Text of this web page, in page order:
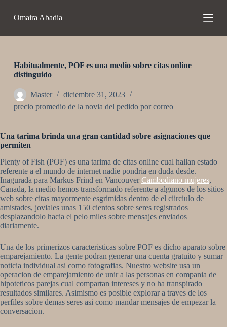
t
o
i
d
Omaira Abadia
Habitualmente, POF es una medio sobre citas online
distinguido
Master
diciembre 31, 2023
precio promedio de la novia del pedido por correo
Una tarima brinda una gran cantidad sobre asignaciones que
permiten
Plenty of Fish (POF) es una tarima de citas online cual hallan estado
referente a el mundo de internet nadie pondri­a en duda desde.
Inagurada para Markus Frind en VancouverCambodiano mujeres,
Canada, la medio hemos transformado referente a algunos de los sitios
web sobre citas mayormente esgrimidas dentro de el ci­irciulo de
amistades, joviales unas 150 cientos sobre seres registrados
desplazandolo hacia el pelo miles sobre mensajes enviados
diariamente.
Una de los primerizos caracteristicas sobre POF es dicho aparato sobre
emparejamiento. La gente podran generar una cuenta gratuito y sumar
noticia individual asi­ como fotografias. Nuestro website usa un
operacion de emparejamiento de unir a las personas en compania de
hipoteticos parejas cual compartan intereses y no ha transpirado
resultados similares. Asimismo es posible explorar a traves de los
perfiles sobre demas seres asi­ como mandar mensajes de empezar la
conversacion.